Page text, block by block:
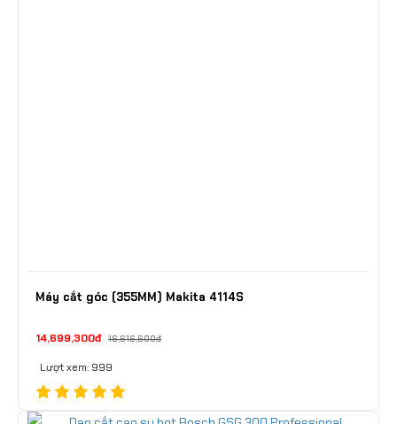
Máy cắt góc (355MM) Makita 4114S
14,699,300đ 16,616,600đ
Lượt xem: 999